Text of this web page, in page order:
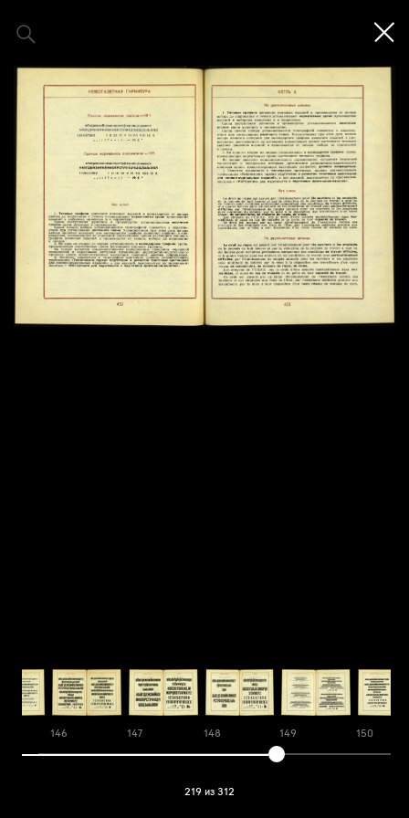
146 147 148 149 150
219 из 312